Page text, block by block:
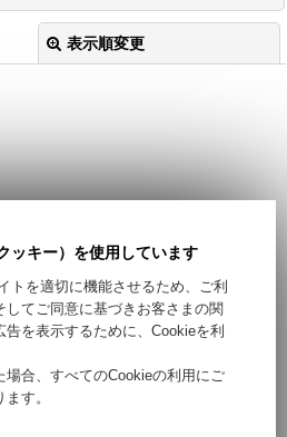
表示順変更
ンダル 霧島
ロー×イエロー）
ビーチサンダル 霧島
（オレンジ×ネイビー）
26cm
ッキー）を使用しています
トを適切に機能させるため、ご利
してご同意に基づきお客さまの関
を表示するために、Cookieを利
場合、すべてのCookieの利用にご
す。